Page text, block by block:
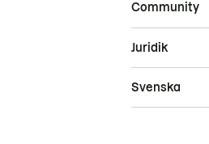
Community
Juridik
Svenska